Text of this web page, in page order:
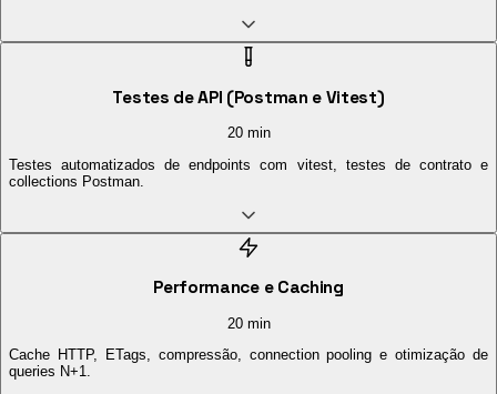
Testes de API (Postman e Vitest)
20 min
Testes automatizados de endpoints com vitest, testes de contrato e
collections Postman.
Performance e Caching
20 min
Cache HTTP, ETags, compressão, connection pooling e otimização de
queries N+1.